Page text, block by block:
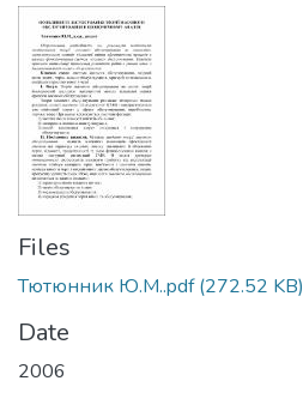
Files
Тютюнник Ю.М..pdf(272.52 KB)
Date
2006